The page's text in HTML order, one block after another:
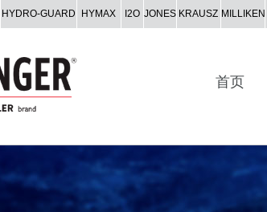
HYDRO-GUARD HYMAX I2O JONES KRAUSZ MILLIKEN
首页